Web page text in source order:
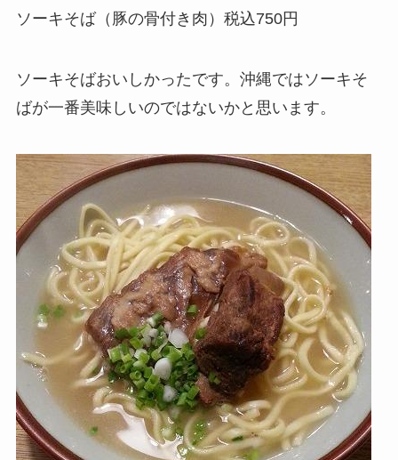
ソーキそば（豚の骨付き肉）税込750円
ソーキそばおいしかったです。沖縄ではソーキそ
ばが一番美味しいのではないかと思います。